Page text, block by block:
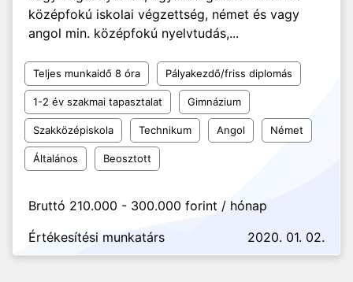
középfokú iskolai végzettség, német és vagy
angol min. középfokú nyelvtudás,...
Teljes munkaidő 8 óra Pályakezdő/friss diplomás
1-2 év szakmai tapasztalat Gimnázium
Szakközépiskola Technikum Angol Német
Általános Beosztott
Bruttó 210.000 - 300.000 forint / hónap
Értékesítési munkatárs
2020. 01. 02.